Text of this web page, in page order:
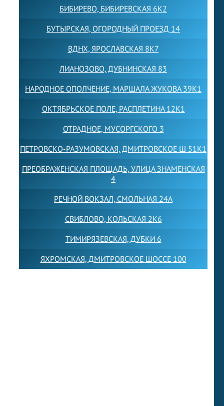
БИБИРЕВО, БИБИРЕВСКАЯ 6К2
БУТЫРСКАЯ, ОГОРОДНЫЙ ПРОЕЗД 14
ВДНХ, ЯРОСЛАВСКАЯ 8К7
ЛИАНОЗОВО, ДУБНИНСКАЯ 83
НАРОДНОЕ ОПОЛЧЕНИЕ, МАРШАЛА ЖУКОВА 39К1
ОКТЯБРЬСКОЕ ПОЛЕ, РАСПЛЕТИНА 12К1
ОТРАДНОЕ, МУСОРГСКОГО 3
ПЕТРОВСКО-РАЗУМОВСКАЯ, ДМИТРОВСКОЕ Ш 51К1
ПРЕОБРАЖЕНСКАЯ ПЛОЩАДЬ, УЛИЦА ЗНАМЕНСКАЯ
4
РЕЧНОЙ ВОКЗАЛ, СМОЛЬНАЯ 24А
СВИБЛОВО, КОЛЬСКАЯ 2К6
ТИМИРЯЗЕВСКАЯ, ДУБКИ 6
ЯХРОМСКАЯ, ДМИТРОВСКОЕ ШОССЕ 100